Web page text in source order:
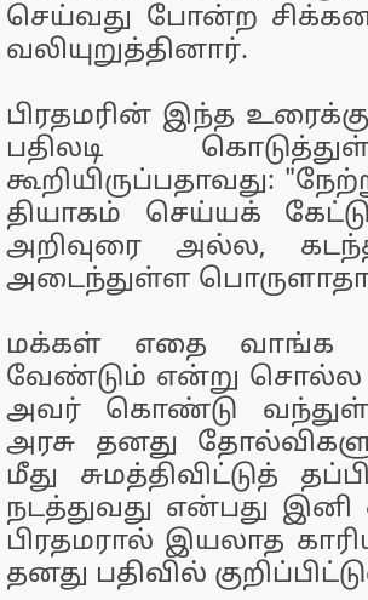
செய்வது போன்ற
வலியுறுத்தினார்.
பிரதமரின் இந்த
பதிலடி
கூறியிருப்பதாவது:
தியாகம் செய்யக்
அறிவுரை அல்ல,
அடைந்துள்ள
மக்கள் எதை வாங்க
வேண்டும் என்று சொல்ல
அவர் கொண்டு
அரசு தனது
மீது சுமத்திவிட்டுத்
நடத்துவது என்பது
பிரதமரால் இயலாத
தனது பதிவில்